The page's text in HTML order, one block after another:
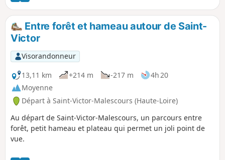
Entre forêt et hameau autour de Saint-
Victor
Visorandonneur
13,11 km
+214 m -217 m
4h 20
Moyenne
Départ à Saint-Victor-Malescours (Haute-Loire)
Au départ de Saint-Victor-Malescours, un parcours entre
forêt, petit hameau et plateau qui permet un joli point de
vue.